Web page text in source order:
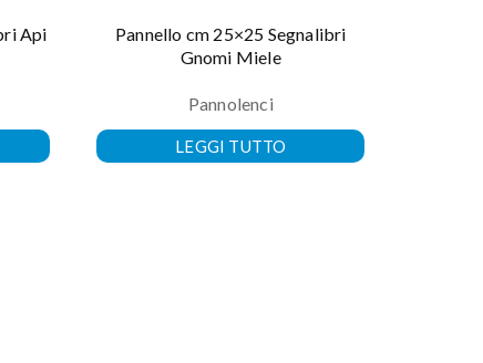
Api
Pannello cm 25×25 Segnalibri
Gnomi Miele
Pannolenci
LEGGI TUTTO